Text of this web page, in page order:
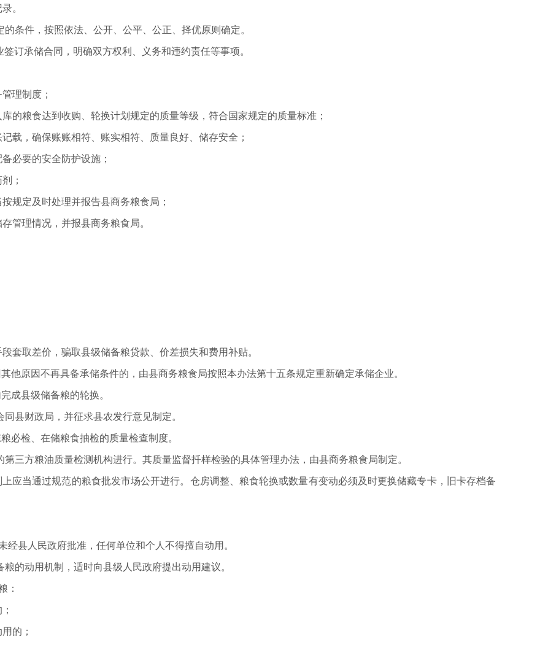
。
条件，按照依法、公开、公平、公正、择优原则确定。
订承储合同，明确双方权利、义务和违约责任等事项。
理制度；
的粮食达到收购、轮换计划规定的质量等级，符合国家规定的质量标准；
载，确保账账相符、账实相符、质量良好、储存安全；
必要的安全防护设施；
；
规定及时处理并报告县商务粮食局；
管理情况，并报县商务粮食局。
套取差价，骗取县级储备粮贷款、价差损失和费用补贴。
原因不再具备承储条件的，由县商务粮食局按照本办法第十五条规定重新确定承储企业。
成县级储备粮的轮换。
县财政局，并征求县农发行意见制定。
必检、在储粮食抽检的质量检查制度。
三方粮油质量检测机构进行。其质量监督扦样检验的具体管理办法，由县商务粮食局制定。
应当通过规范的粮食批发市场公开进行。仓房调整、粮食轮换或数量有变动必须及时更换储藏专卡，旧卡存档备
县人民政府批准，任何单位和个人不得擅自动用。
的动用机制，适时向县级人民政府提出动用建议。
：
的；